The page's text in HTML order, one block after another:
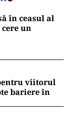
în ceasul al
un
viitorul
bariere în